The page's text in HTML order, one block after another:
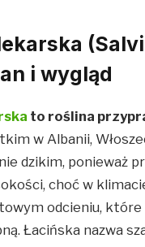
i wygląd
to roślina
w Albanii,
dzikim, ponieważ
choć w
odcieniu,
Łacińska nazwa